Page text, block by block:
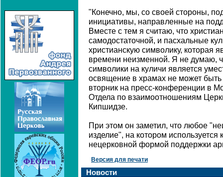
"Конечно, мы, со своей стороны,
инициативы, направленные на
Вместе с тем я считаю, что
самодостаточной, и пасхальные
христианскую символику, которая
времени неизменной. Я не думаю,
символики на куличи является
освящение в храмах не может
вторник на пресс-конференции в
Отдела по взаимоотношениям
Кипшидзе.
При этом он заметил, что любое
изделие", на котором
нецерковной формой поддержки
Версия для печати
Новости